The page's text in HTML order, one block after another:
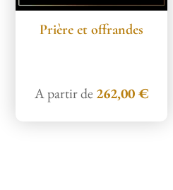
Prière et offrandes
A partir de 262,00€